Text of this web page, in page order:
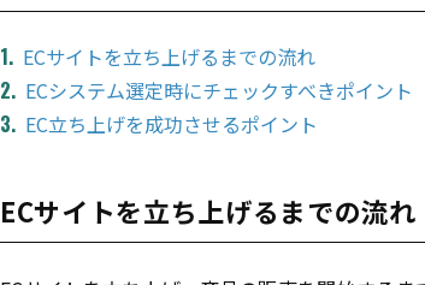
ECサイトを立ち上げるまでの流れ
ECシステム選定時にチェックすべきポイント
EC立ち上げを成功させるポイント
ECサイトを立ち上げるまでの流れ